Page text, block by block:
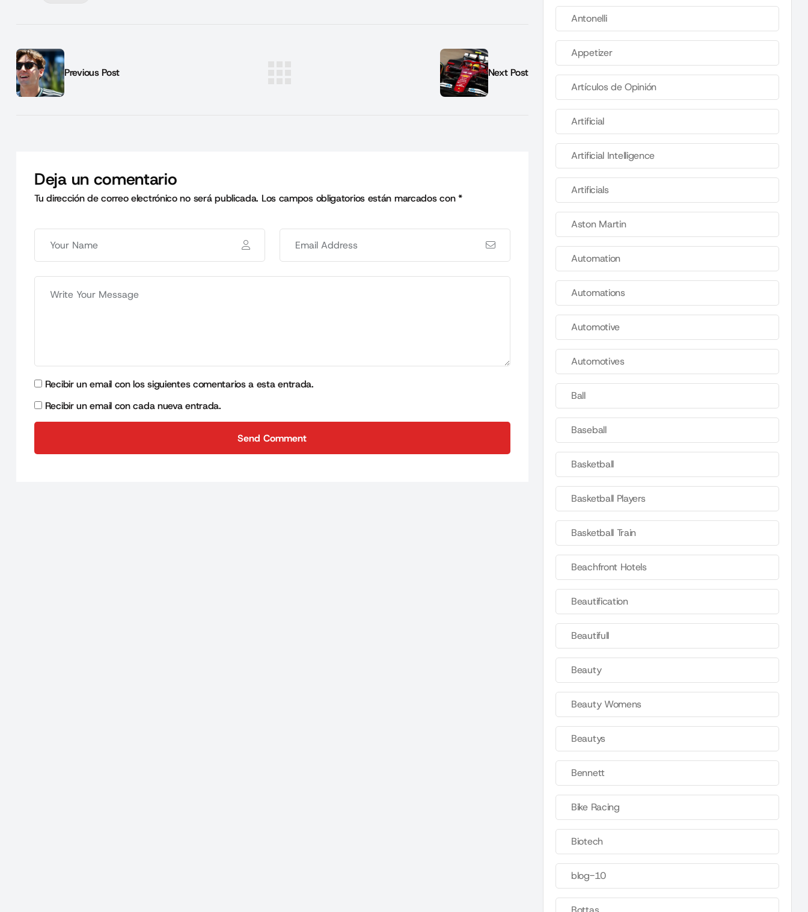
Previous Post Next Post
Deja un comentario
Tu dirección de correo electrónico no será publicada. Los campos obligatorios están marcados con*
Recibir un email con los siguientes comentarios a esta entrada.
Recibir un email con cada nueva entrada.
Send Comment
Antonelli
Appetizer
Artículos de Opinión
Artificial
Artificial Intelligence
Artificials
Aston Martin
Automation
Automations
Automotive
Automotives
Ball
Baseball
Basketball
Basketball Players
Basketball Train
Beachfront Hotels
Beautification
Beautifull
Beauty
Beauty Womens
Beautys
Bennett
Bike Racing
Biotech
blog-10